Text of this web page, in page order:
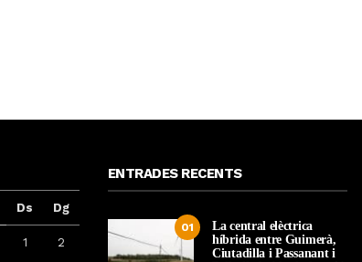
Ds Dg
1 2
ENTRADES RECENTS
01
La central elèctrica
híbrida entre Guimerà,
Ciutadilla i Passanant i